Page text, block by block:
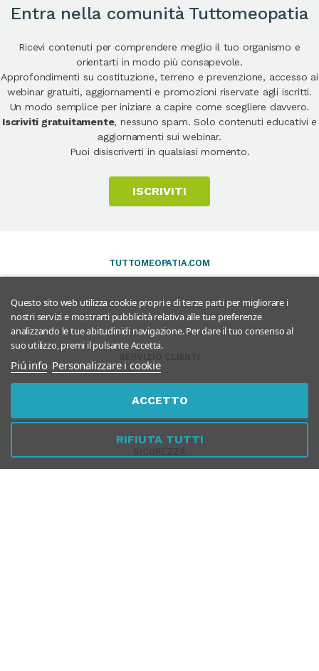
Entra nella comunità Tuttomeopatia
Ricevi contenuti per comprendere meglio il tuo organismo e
orientarti in modo più consapevole.
Approfondimenti su costituzione, terreno e prevenzione, accesso ai
webinar gratuiti, aggiornamenti e promozioni riservate agli iscritti.
Un modo semplice per iniziare a capire come scegliere davvero.
Iscriviti gratuitamente, nessuno spam. Solo contenuti educativi e
aggiornamenti sui webinar.
Puoi disiscriverti in qualsiasi momento.
ISCRIVITI
TUTTOMEOPATIA.COM
SERVIZIO CLIENTI
SICUREZZA
Questo sito web utilizza cookie propri e di terze parti per migliorare i
nostri servizi e mostrarti pubblicità relativa alle tue preferenze
analizzando le tue abitudinidi navigazione. Per dare il tuo consenso al
suo utilizzo, premi il pulsante Accetta.
Piú info Personalizzare i cookie
RIFIUTA TUTTI
ACCETTO